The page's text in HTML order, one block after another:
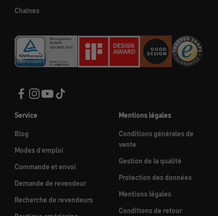
Chaînes
Service
Blog
Modes d'emploi
Commande et envoi
Demande de revendeur
Recherche de revendeurs
Mentions légales
Conditions générales de
vente
Gestion de la qualité
Protection des données
Mentions légales
Conditions de retour